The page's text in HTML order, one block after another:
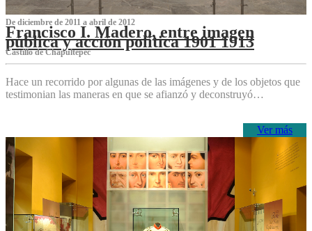
De diciembre de 2011 a abril de 2012
Francisco I. Madero, entre imagen
pública y acción política 1901 1913
Castillo de Chapultepec
Hace un recorrido por algunas de las imágenes y de los objetos que
testimonian las maneras en que se afianzó y deconstruyó…
Ver más